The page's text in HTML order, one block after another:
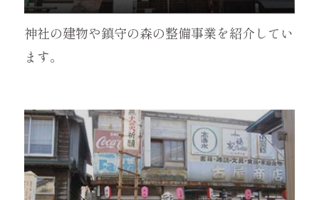
神社の建物や鎮守の森の整備事業を紹介してい
ます。